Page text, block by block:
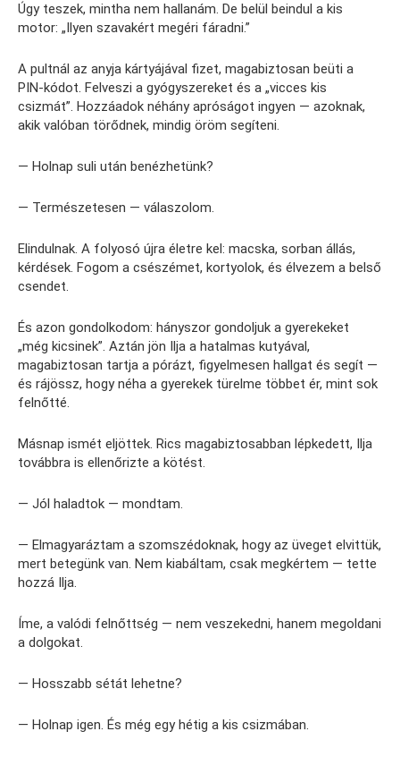
Úgy teszek, mintha nem hallanám. De belül beindul a kis
motor: „Ilyen szavakért megéri fáradni.”
A pultnál az anyja kártyájával fizet, magabiztosan beüti a
PIN-kódot. Felveszi a gyógyszereket és a „vicces kis
csizmát”. Hozzáadok néhány apróságot ingyen — azoknak,
akik valóban törődnek, mindig öröm segíteni.
— Holnap suli után benézhetünk?
— Természetesen — válaszolom.
Elindulnak. A folyosó újra életre kel: macska, sorban állás,
kérdések. Fogom a csészémet, kortyolok, és élvezem a belső
csendet.
És azon gondolkodom: hányszor gondoljuk a gyerekeket
„még kicsinek”. Aztán jön Ilja a hatalmas kutyával,
magabiztosan tartja a pórázt, figyelmesen hallgat és segít —
és rájössz, hogy néha a gyerekek türelme többet ér, mint sok
felnőtté.
Másnap ismét eljöttek. Rics magabiztosabban lépkedett, Ilja
továbbra is ellenőrizte a kötést.
— Jól haladtok — mondtam.
— Elmagyaráztam a szomszédoknak, hogy az üveget elvittük,
mert betegünk van. Nem kiabáltam, csak megkértem — tette
hozzá Ilja.
Íme, a valódi felnőttség — nem veszekedni, hanem megoldani
a dolgokat.
— Hosszabb sétát lehetne?
— Holnap igen. És még egy hétig a kis csizmában.